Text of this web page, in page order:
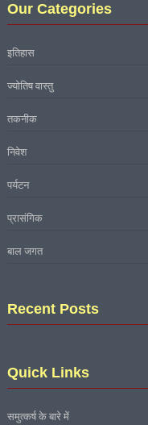
Our Categories
इतिहास
ज्योतिष वास्तु
तकनीक
निवेश
पर्यटन
प्रासंगिक
बाल जगत
Recent Posts
Quick Links
समुत्कर्ष के बारे में